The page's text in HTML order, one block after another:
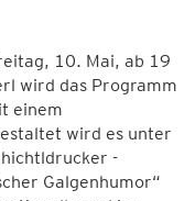
10. Mai, ab 19
wird das Programm
einem
wird es unter
-
Galgenhumor“